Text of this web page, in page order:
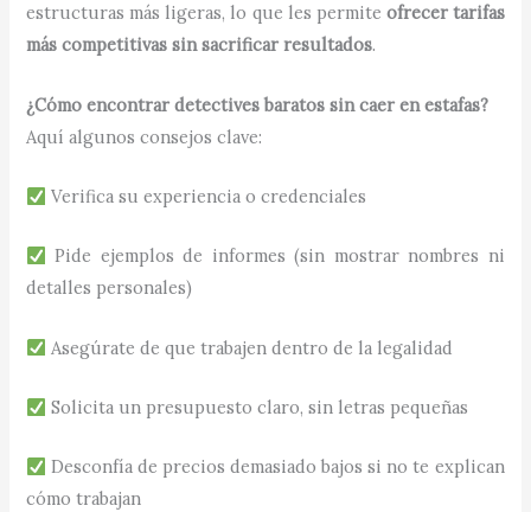
estructuras más ligeras, lo que les permite ofrecer tarifas
más competitivas sin sacrificar resultados.
¿Cómo encontrar detectives baratos sin caer en estafas?
Aquí algunos consejos clave:
Verifica su experiencia o credenciales
Pide ejemplos de informes (sin mostrar nombres ni
detalles personales)
Asegúrate de que trabajen dentro de la legalidad
Solicita un presupuesto claro, sin letras pequeñas
Desconfía de precios demasiado bajos si no te explican
cómo trabajan